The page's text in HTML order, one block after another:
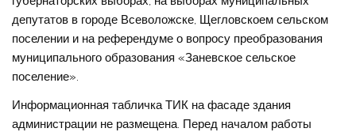
депутатов в городе Всеволожске, Щегловскоем сельском
поселении и на референдуме о вопросу преобразования
муниципального образования «Заневское сельское
поселение».
Информационная табличка ТИК на фасаде здания
администрации не размещена. Перед началом работы